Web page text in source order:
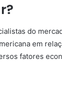
do
em
fatores